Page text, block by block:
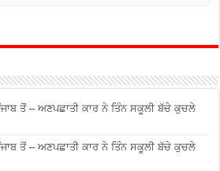
ਤੋਂ – ਅਣਪਛਾਤੀ ਕਾਰ ਨੇ ਤਿੰਨ ਸਕੂਲੀ ਬੱਚੇ ਕੁਚਲੇ
ਤੋਂ – ਅਣਪਛਾਤੀ ਕਾਰ ਨੇ ਤਿੰਨ ਸਕੂਲੀ ਬੱਚੇ ਕੁਚਲੇ